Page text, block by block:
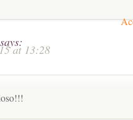
says:
at 13:28